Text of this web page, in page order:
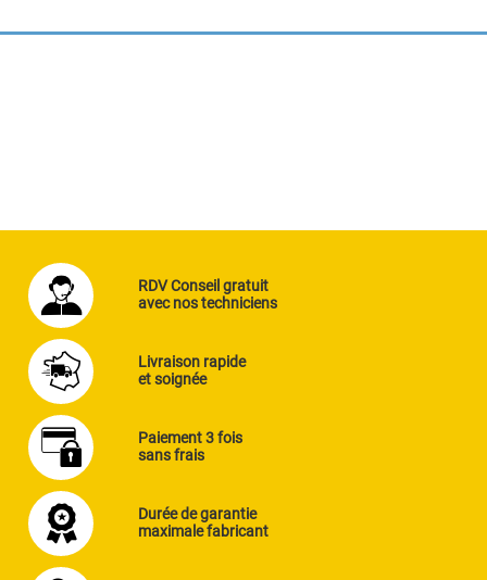
RDV Conseil gratuit
avec nos techniciens
Livraison rapide
et soignée
Paiement 3 fois
sans frais
Durée de garantie
maximale fabricant